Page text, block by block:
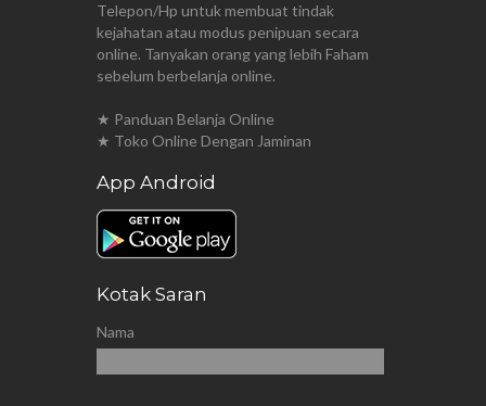
Telepon/Hp untuk membuat tindak
kejahatan atau modus penipuan secara
online. Tanyakan orang yang lebih Faham
sebelum berbelanja online.
★ Panduan Belanja Online
★ Toko Online Dengan Jaminan
App Android
Kotak Saran
Nama